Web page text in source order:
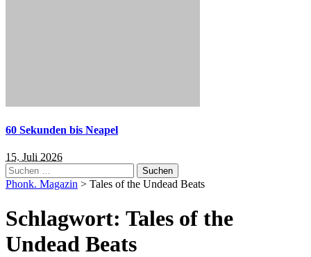
60 Sekunden bis Neapel
15. Juli 2026
Suchen
nach:
Phonk. Magazin > Tales of the Undead Beats
Schlagwort: Tales of the
Undead Beats